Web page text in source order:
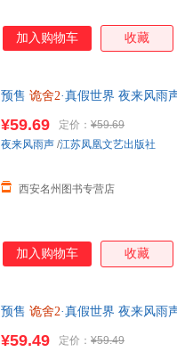
加入购物车 收藏
预售 诡舍2·真假世界 夜来风雨
¥59.69 定价： ¥59.69
西安名州图书专营店
夜来风雨声 /江苏凤凰文艺出版社
加入购物车 收藏
预售 诡舍2·真假世界 夜来风雨
客服
¥59.49 定价： ¥59.49